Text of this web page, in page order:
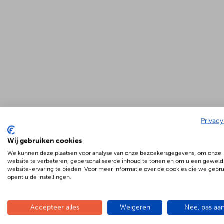
Wij gebruiken cookies
We kunnen deze plaatsen voor analyse van onze bezoekersgegevens, om onze
website te verbeteren, gepersonaliseerde inhoud te tonen en om u een
website-ervaring te bieden. Voor meer informatie over de cookies die we
opent u de instellingen.
Accepteer alles Weigeren Nee, pas